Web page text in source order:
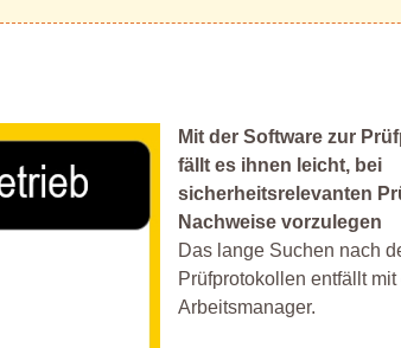
Mit der Software zur
fällt es ihnen leicht, bei
sicherheitsrelevanten
Nachweise vorzulegen
Das lange Suchen nach
Prüfprotokollen entfällt mit
Arbeitsmanager.